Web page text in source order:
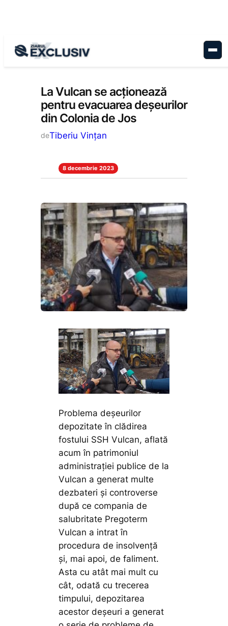
Administrație
La Vulcan se acționează
pentru evacuarea deșeurilor
din Colonia de Jos
deTiberiu Vințan
8 decembrie 2023
Problema deșeurilor
depozitate în clădirea
fostului SSH Vulcan, aflată
acum în patrimoniul
administrației publice de la
Vulcan a generat multe
dezbateri și controverse
după ce compania de
salubritate Pregoterm
Vulcan a intrat în
procedura de insolvență
și, mai apoi, de faliment.
Asta cu atât mai mult cu
cât, odată cu trecerea
timpului, depozitarea
acestor deșeuri a generat